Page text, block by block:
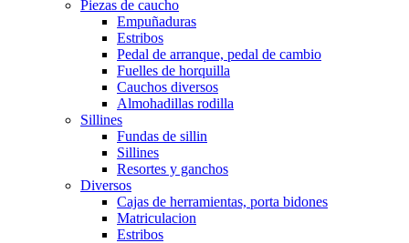
Piezas de caucho
Empuñaduras
Estribos
Pedal de arranque, pedal de cambio
Fuelles de horquilla
Cauchos diversos
Almohadillas rodilla
Sillines
Fundas de sillin
Sillines
Resortes y ganchos
Diversos
Cajas de herramientas, porta bidones
Matriculacion
Estribos